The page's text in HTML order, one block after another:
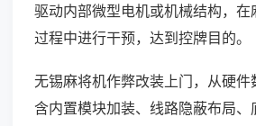
驱动内部微型电机或机械结构，
过程中进行干预，达到控牌目的。
无锡麻将机作弊改装上门，从硬
含内置模块加装、线路隐蔽布局